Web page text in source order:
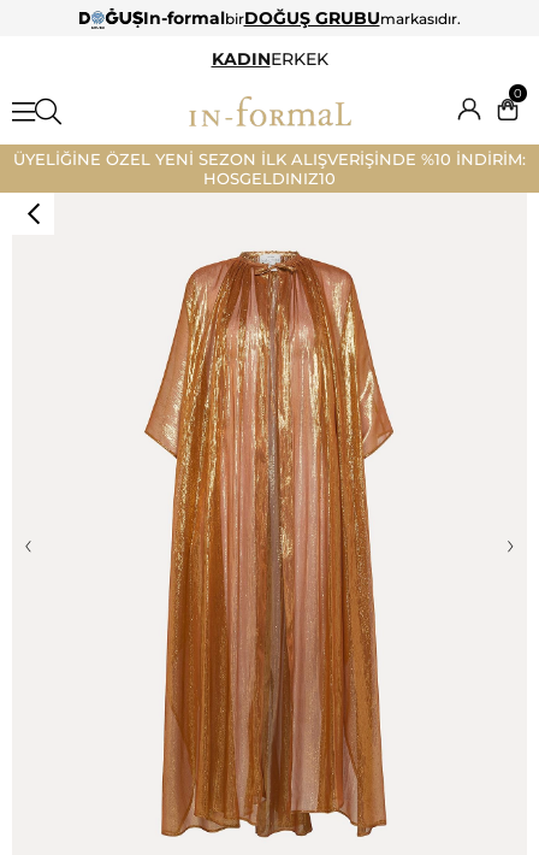
In-formalbirDOĞUŞ GRUBUmarkasıdır.
KADINERKEK
0
ÜYELİĞİNE ÖZEL YENİ SEZON İLK ALIŞVERİŞİNDE %10 İNDİRİM:
HOSGELDINIZ10
‹ ›